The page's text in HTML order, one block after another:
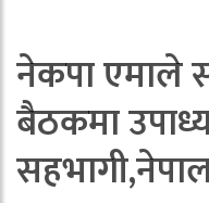
नेकपा एमाले
बैठकमा